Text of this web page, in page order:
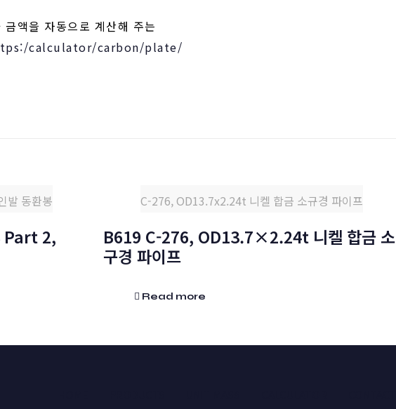
액을 자동으로 계산해 주는
calculator/carbon/plate/
발 동환봉
Part 2,
C-276, OD13.7x2.24t 니켈 합금 소규경 파이프
B619 C-276, OD13.7×2.24t 니켈 합금 소
구경 파이프
Read more